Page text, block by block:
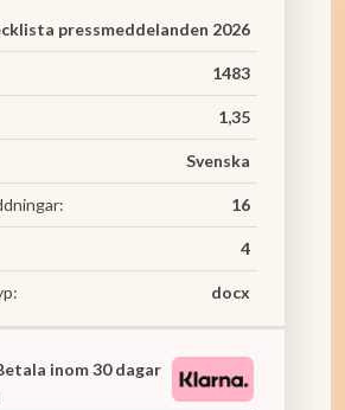
pressmeddelanden 2026
1483
1,35
Svenska
16
4
docx
inom 30 dagar